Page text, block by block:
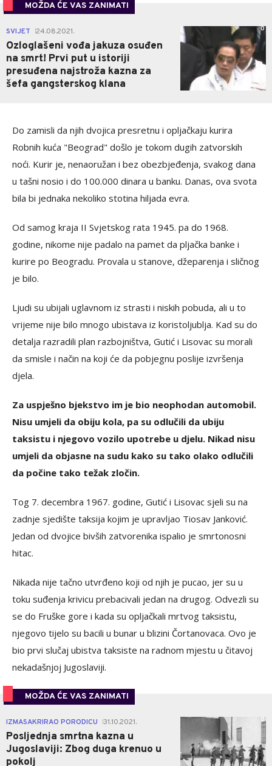
MOŽDA ĆE VAS ZANIMATI
SVIJET 24.08.2021.
Ozloglašeni vođa jakuza osuđen
na smrt! Prvi put u istoriji
presuđena najstroža kazna za
šefa gangsterskog klana
0
Do zamisli da njih dvojica presretnu i opljačkaju kurira
Robnih kuća "Beograd" došlo je tokom dugih zatvorskih
noći. Kurir je, nenaoružan i bez obezbjeđenja, svakog dana
u tašni nosio i do 100.000 dinara u banku. Danas, ova svota
bila bi jednaka nekoliko stotina hiljada evra.
Od samog kraja II Svjetskog rata 1945. pa do 1968.
godine, nikome nije padalo na pamet da pljačka banke i
kurire po Beogradu. Provala u stanove, džeparenja i sličnog
je bilo.
Ljudi su ubijali uglavnom iz strasti i niskih pobuda, ali u to
vrijeme nije bilo mnogo ubistava iz koristoljublja. Kad su do
detalja razradili plan razbojništva, Gutić i Lisovac su morali
da smisle i način na koji će da pobjegnu poslije izvršenja
djela.
Za uspješno bjekstvo im je bio neophodan automobil.
Nisu umjeli da obiju kola, pa su odlučili da ubiju
taksistu i njegovo vozilo upotrebe u djelu. Nikad nisu
umjeli da objasne na sudu kako su tako olako odlučili
da počine tako težak zločin.
Tog 7. decembra 1967. godine, Gutić i Lisovac sjeli su na
zadnje sjedište taksija kojim je upravljao Tiosav Janković.
Jedan od dvojice bivših zatvorenika ispalio je smrtonosni
hitac.
Nikada nije tačno utvrđeno koji od njih je pucao, jer su u
toku suđenja krivicu prebacivali jedan na drugog. Odvezli su
se do Fruške gore i kada su opljačkali mrtvog taksistu,
njegovo tijelo su bacili u bunar u blizini Čortanovaca. Ovo je
bio prvi slučaj ubistva taksiste na radnom mjestu u čitavoj
nekadašnjoj Jugoslaviji.
MOŽDA ĆE VAS ZANIMATI
IZMASAKRIRAO PORODICU 31.10.2021.
Posljednja smrtna kazna u
Jugoslaviji: Zbog duga krenuo u
pokolj
0